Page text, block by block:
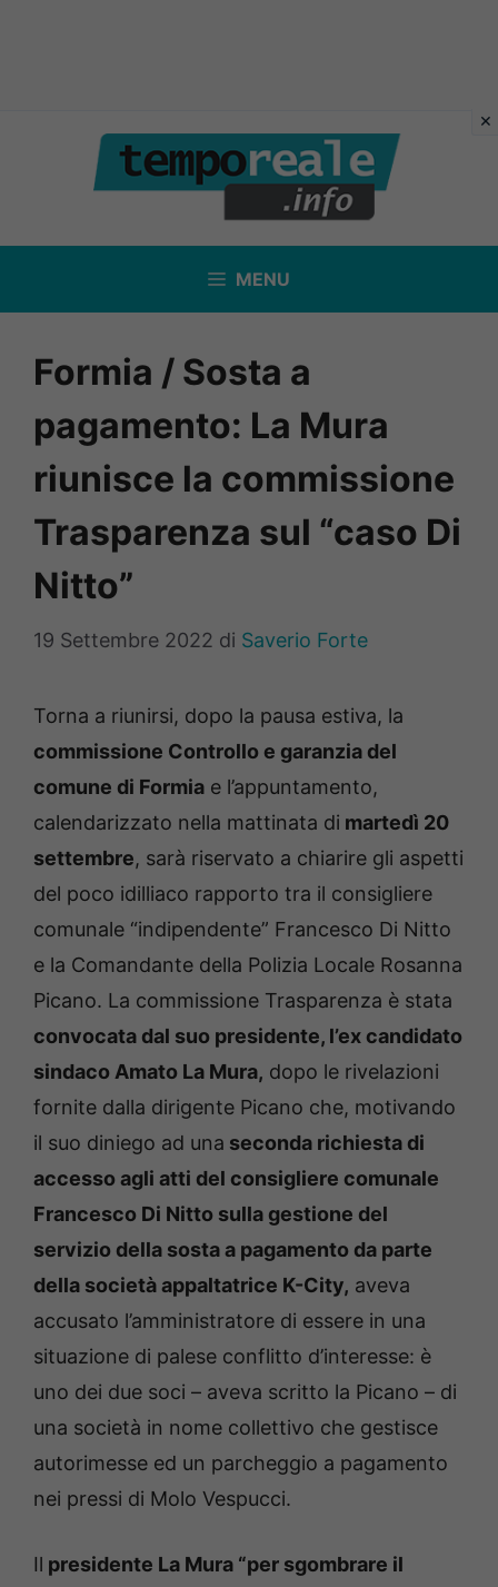
contenuto
MENU
Formia / Sosta a
pagamento: La Mura
riunisce la commissione
Trasparenza sul “caso Di
Nitto”
19 Settembre 2022 di Saverio Forte
Torna a riunirsi, dopo la pausa estiva, la
commissione Controllo e garanzia del
comune di Formia e l’appuntamento,
calendarizzato nella mattinata di martedì 20
settembre, sarà riservato a chiarire gli aspetti
del poco idilliaco rapporto tra il consigliere
comunale “indipendente” Francesco Di Nitto
e la Comandante della Polizia Locale Rosanna
Picano. La commissione Trasparenza è stata
convocata dal suo presidente, l’ex candidato
sindaco Amato La Mura, dopo le rivelazioni
fornite dalla dirigente Picano che, motivando
il suo diniego ad una seconda richiesta di
accesso agli atti del consigliere comunale
Francesco Di Nitto sulla gestione del
servizio della sosta a pagamento da parte
della società appaltatrice K-City, aveva
accusato l’amministratore di essere in una
situazione di palese conflitto d’interesse: è
uno dei due soci – aveva scritto la Picano – di
una società in nome collettivo che gestisce
autorimesse ed un parcheggio a pagamento
nei pressi di Molo Vespucci.
Il presidente La Mura “per sgombrare il